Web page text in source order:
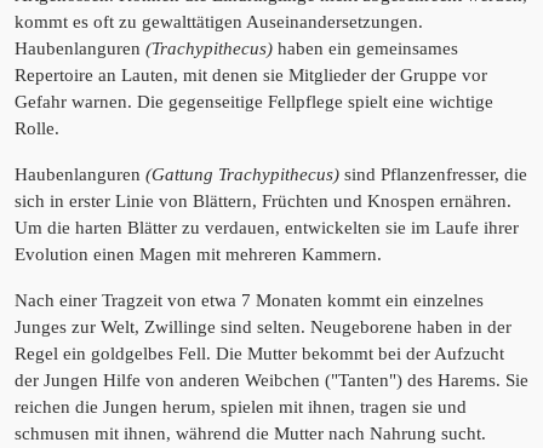
kommt es oft zu gewalttätigen Auseinandersetzungen.
Haubenlanguren (Trachypithecus) haben ein gemeinsames
Repertoire an Lauten, mit denen sie Mitglieder der Gruppe vor
Gefahr warnen. Die gegenseitige Fellpflege spielt eine wichtige
Rolle.
Haubenlanguren (Gattung Trachypithecus) sind Pflanzenfresser, die
sich in erster Linie von Blättern, Früchten und Knospen ernähren.
Um die harten Blätter zu verdauen, entwickelten sie im Laufe ihrer
Evolution einen Magen mit mehreren Kammern.
Nach einer Tragzeit von etwa 7 Monaten kommt ein einzelnes
Junges zur Welt, Zwillinge sind selten. Neugeborene haben in der
Regel ein goldgelbes Fell. Die Mutter bekommt bei der Aufzucht
der Jungen Hilfe von anderen Weibchen ("Tanten") des Harems. Sie
reichen die Jungen herum, spielen mit ihnen, tragen sie und
schmusen mit ihnen, während die Mutter nach Nahrung sucht.